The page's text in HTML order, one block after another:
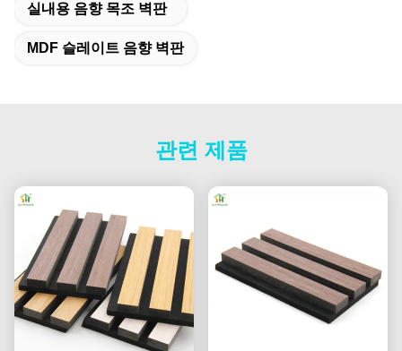
실내용 음향 목조 벽판
MDF 슬레이트 음향 벽판
관련 제품